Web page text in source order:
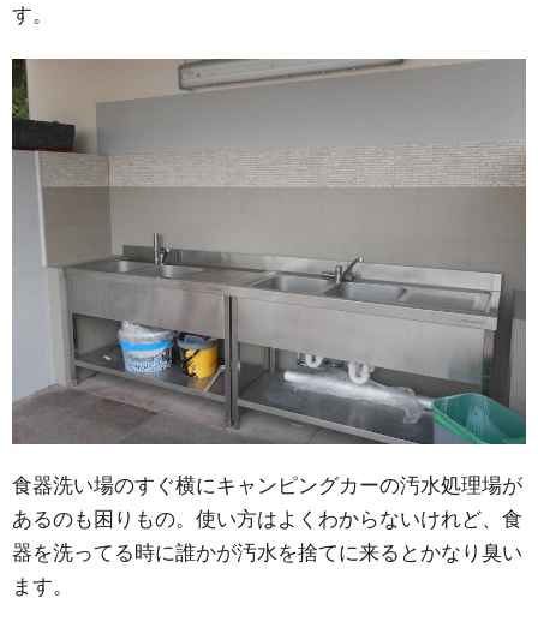
す。
食器洗い場のすぐ横にキャンピングカーの汚水処理場が
あるのも困りもの。使い方はよくわからないけれど、食
器を洗ってる時に誰かが汚水を捨てに来るとかなり臭い
ます。